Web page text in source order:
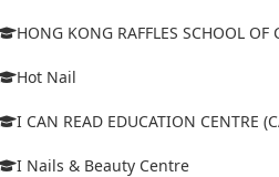
HONG KONG RAFFLES SCHOOL
Hot Nail
I CAN READ EDUCATION CENTRE
I Nails & Beauty Centre